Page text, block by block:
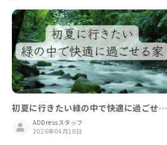
初夏に行きたい緑の中で快適に過ごせる
家
ADDressスタッフ
2026年04月18日